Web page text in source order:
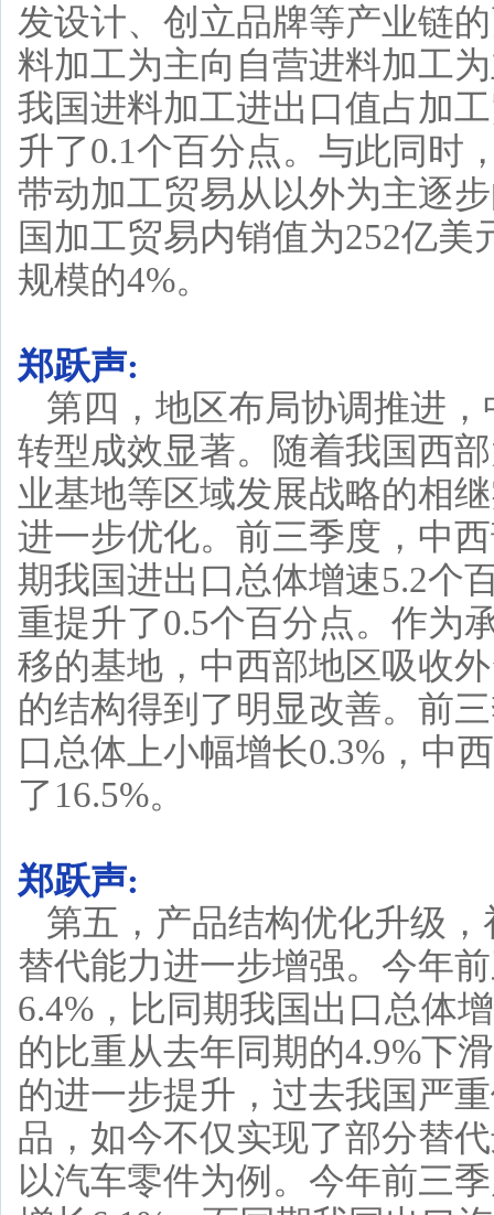
发设计、创立品牌等产业链
料加工为主向自营进料加工
我国进料加工进出口值占加
升了0.1个百分点。与此同时
带动加工贸易从以外为主逐
国加工贸易内销值为252亿
规模的4%。
郑跃声:
第四，地区布局协调推进
转型成效显著。随着我国西
业基地等区域发展战略的相
进一步优化。前三季度，中
期我国进出口总体增速5.2个
重提升了0.5个百分点。作为
移的基地，中西部地区吸收
的结构得到了明显改善。前
口总体上小幅增长0.3%，中
了16.5%。
郑跃声:
第五，产品结构优化升级
替代能力进一步增强。今年
6.4%，比同期我国出口总体
的比重从去年同期的4.9%下
的进一步提升，过去我国严
品，如今不仅实现了部分替
以汽车零件为例。今年前三